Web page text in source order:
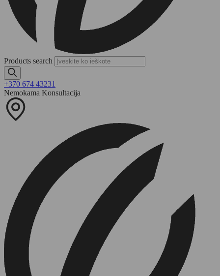
Products search
+370 674 43231
Nemokama Konsultacija